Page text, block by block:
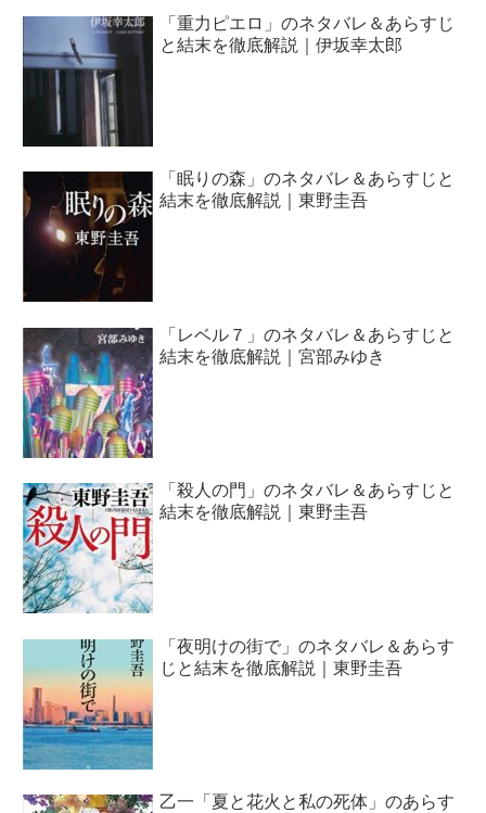
「重力ピエロ」のネタバレ＆あらすじ
と結末を徹底解説｜伊坂幸太郎
「眠りの森」のネタバレ＆あらすじと
結末を徹底解説｜東野圭吾
「レベル７」のネタバレ＆あらすじと
結末を徹底解説｜宮部みゆき
「殺人の門」のネタバレ＆あらすじと
結末を徹底解説｜東野圭吾
「夜明けの街で」のネタバレ＆あらす
じと結末を徹底解説｜東野圭吾
乙一「夏と花火と私の死体」のあらす